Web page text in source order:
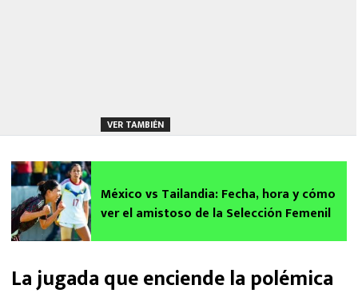
VER TAMBIÉN
México vs Tailandia: Fecha, hora y cómo
ver el amistoso de la Selección Femenil
La jugada que enciende la polémica